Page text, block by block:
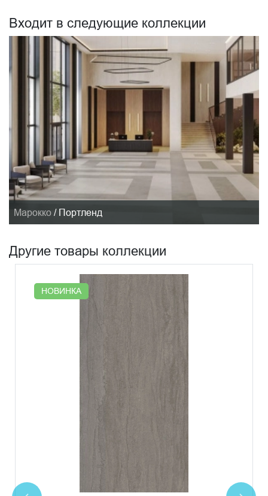
Входит в следующие коллекции
Марокко / Портленд
Другие товары коллекции
НОВИНКА